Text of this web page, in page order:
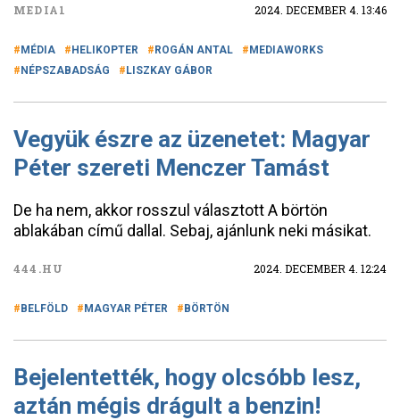
MEDIA1 2024. DECEMBER 4. 13:46
MÉDIA HELIKOPTER ROGÁN ANTAL
MEDIAWORKS
NÉPSZABADSÁG
LISZKAY GÁBOR
Vegyük észre az üzenetet: Magyar
Péter szereti Menczer Tamást
De ha nem, akkor rosszul választott A börtön
ablakában című dallal. Sebaj, ajánlunk neki másikat.
444.HU 2024. DECEMBER 4. 12:24
BELFÖLD MAGYAR PÉTER BÖRTÖN
Bejelentették, hogy olcsóbb lesz,
aztán mégis drágult a benzin!